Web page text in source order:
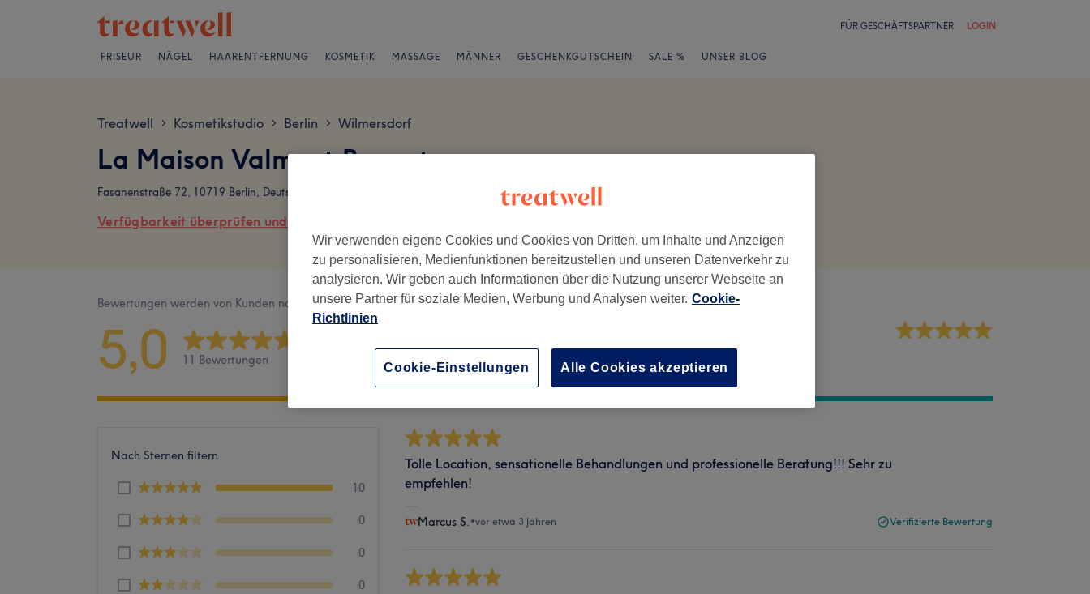
FÜR GESCHÄFTSPARTNER LOGIN
FRISEUR NÄGEL HAARENTFERNUNG KOSMETIK MASSAGE MÄNNER GESCHENKGUTSCHEIN SALE % UNSER BLOG
Treatwell > Kosmetikstudio > Berlin > Wilmersdorf
La Maison Valmont Bewertungen
Fasanenstraße 72, 10719 Berlin, Deutschland
Verfügbarkeit überprüfen und online buchen
Bewertungen werden von Kunden nach ihrem Besuch geschrieben.
5,0 11 Bewertungen Sauberkeit
Nach Sternen filtern
10
0
0
0
Tolle Location, sensationelle Behandlungen und professionelle Beratung!!! Sehr zu
empfehlen!
Marcus S. •vor etwa 3 Jahren Verifizierte Bewertung
Wir verwenden eigene Cookies und Cookies von Dritten, um Inhalte und Anzeigen
zu personalisieren, Medienfunktionen bereitzustellen und unseren Datenverkehr zu
analysieren. Wir geben auch Informationen über die Nutzung unserer Webseite an
unsere Partner für soziale Medien, Werbung und Analysen weiter. Cookie-
Richtlinien
Cookie-Einstellungen Alle Cookies akzeptieren